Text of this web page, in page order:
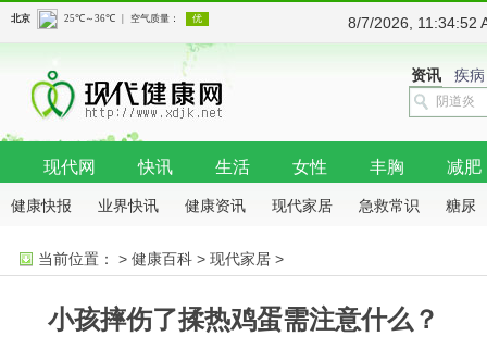
8/7/2026, 11:34:52
资讯 疾病
现代网 快讯 生活 女性 丰胸 减肥
健康快报 业界快讯 健康资讯 现代家居 急救常识 糖尿
抗癌
当前位置： > 健康百科 > 现代家居 >
小孩摔伤了揉热鸡蛋需注意什么？